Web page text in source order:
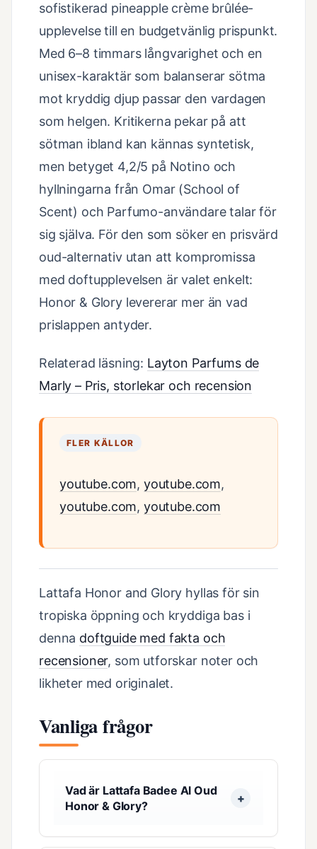
sofistikerad pineapple crème brûlée-
upplevelse till en budgetvänlig prispunkt.
Med 6–8 timmars långvarighet och en
unisex-karaktär som balanserar sötma
mot kryddig djup passar den vardagen
som helgen. Kritikerna pekar på att
sötman ibland kan kännas syntetisk,
men betyget 4,2/5 på Notino och
hyllningarna från Omar (School of
Scent) och Parfumo-användare talar för
sig själva. För den som söker en prisvärd
oud-alternativ utan att kompromissa
med doftupplevelsen är valet enkelt:
Honor & Glory levererar mer än vad
prislappen antyder.
Relaterad läsning: Layton Parfums de
Marly – Pris, storlekar och recension
FLER KÄLLOR
youtube.com, youtube.com,
youtube.com, youtube.com
Lattafa Honor and Glory hyllas för sin
tropiska öppning och kryddiga bas i
denna doftguide med fakta och
recensioner, som utforskar noter och
likheter med originalet.
Vanliga frågor
Vad är Lattafa Badee Al Oud
Honor & Glory?